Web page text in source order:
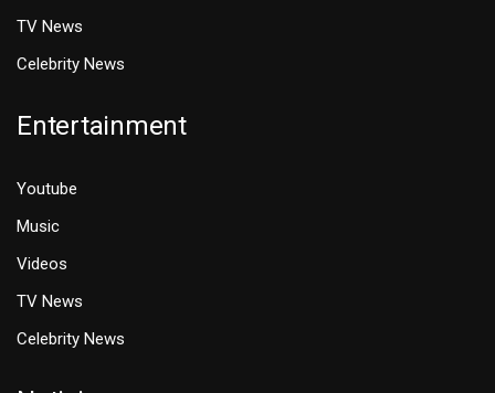
TV News
Celebrity News
Entertainment
Youtube
Music
Videos
TV News
Celebrity News